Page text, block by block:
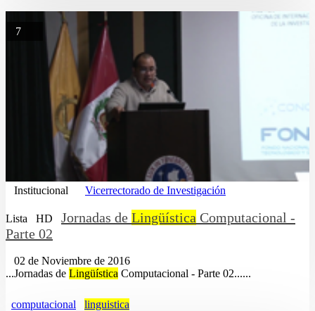
7
Institucional Vicerrectorado de Investigación
Lista HD Jornadas de Lingüística Computacional -
Parte 02
02 de Noviembre de 2016
...Jornadas de Lingüística Computacional - Parte 02......
computacional linguistica